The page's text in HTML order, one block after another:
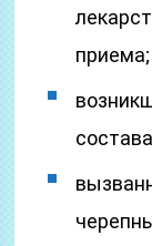
приема;